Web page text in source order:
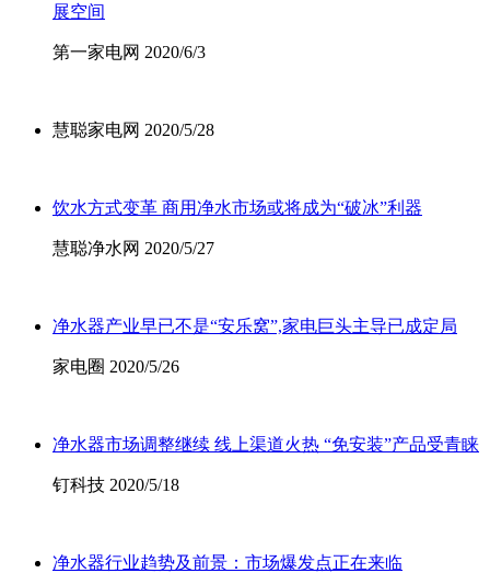
展空间
第一家电网 2020/6/3
慧聪家电网 2020/5/28
饮水方式变革 商用净水市场或将成为“破冰”利器
慧聪净水网 2020/5/27
净水器产业早已不是“安乐窝”,家电巨头主导已成定局
家电圈 2020/5/26
净水器市场调整继续 线上渠道火热 “免安装”产品受青睐
钉科技 2020/5/18
净水器行业趋势及前景：市场爆发点正在来临